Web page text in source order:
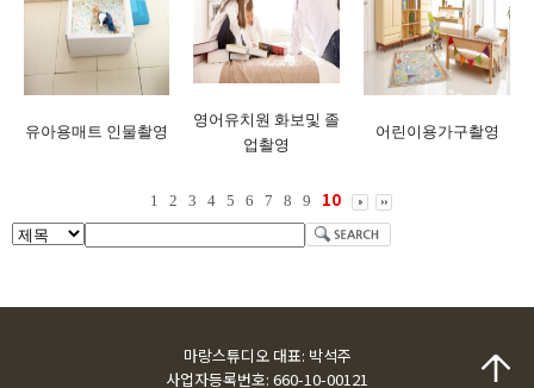
유아용매트 인물촬영
영어유치원 화보및 졸
업촬영
어린이용가구촬영
1 2 3 4 5 6 7 8 9 10
마랑스튜디오 대표: 박석주
사업자등록번호: 660-10-00121